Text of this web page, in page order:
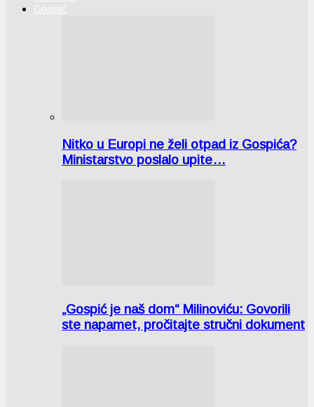
Gospić
Nitko u Europi ne želi otpad iz Gospića?
Ministarstvo poslalo upite…
„Gospić je naš dom“ Milinoviću: Govorili
ste napamet, pročitajte stručni dokument